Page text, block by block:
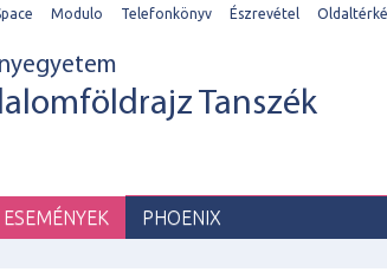
Modulo Telefonkönyv Észrevétel
Tanszék
PHOENIX